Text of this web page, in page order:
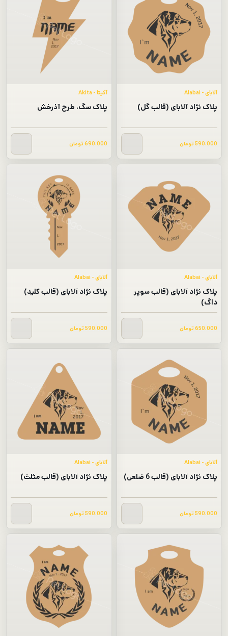
آلابای - Alabai
پلاک نژاد آلابای (قالب گل)
590.000تومان
آکیتا - Akita
پلاک سگ، طرح آذرخش
690.000تومان
آلابای - Alabai
پلاک نژاد آلابای (قالب سوپر
داگ)
650.000تومان
آلابای - Alabai
پلاک نژاد آلابای (قالب کلید)
590.000تومان
آلابای - Alabai
پلاک نژاد آلابای (قالب 6 ضلعی)
590.000تومان
آلابای - Alabai
پلاک نژاد آلابای (قالب مثلث)
590.000تومان